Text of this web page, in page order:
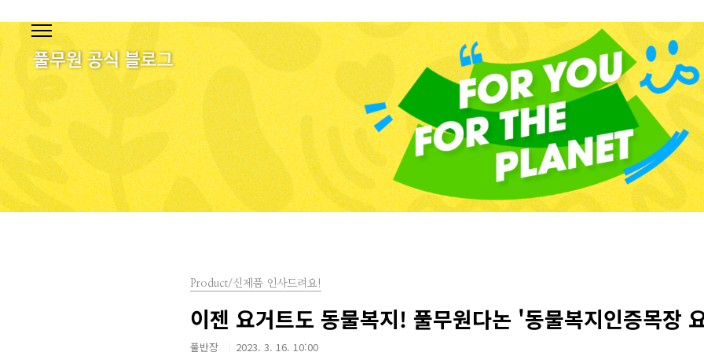
Product/신제품 인사드려요!
이젠 요거트도 동물복지! 풀무원다논 '동물복지인증목장
풀반장 2023. 3. 16. 10:00